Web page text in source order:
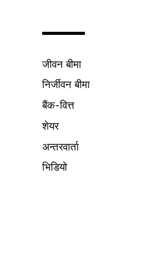
जीवन बीमा
निर्जीवन बीमा
बैंक-वित्त
शेयर
अन्तरवार्ता
भिडियो